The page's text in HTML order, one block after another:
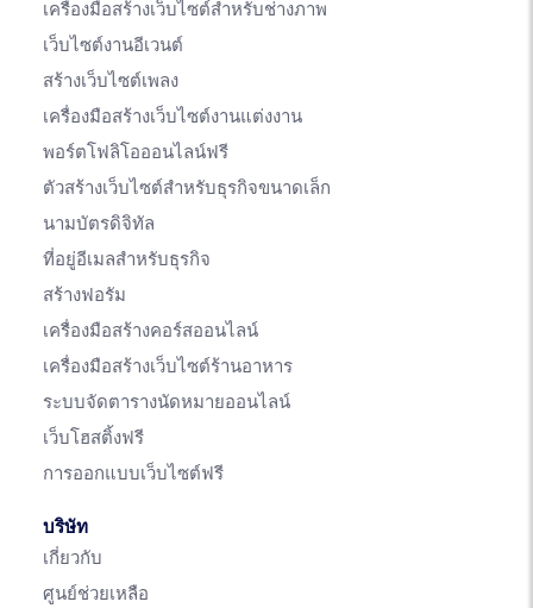
เครื่องมือสร้างเว็บไซต์สำหรับช่างภาพ
เว็บไซต์งานอีเวนต์
สร้างเว็บไซต์เพลง
เครื่องมือสร้างเว็บไซต์งานแต่งงาน
พอร์ตโฟลิโอออนไลน์ฟรี
ตัวสร้างเว็บไซต์สำหรับธุรกิจขนาดเล็ก
นามบัตรดิจิทัล
ที่อยู่อีเมลสำหรับธุรกิจ
สร้างฟอรัม
เครื่องมือสร้างคอร์สออนไลน์
เครื่องมือสร้างเว็บไซต์ร้านอาหาร
ระบบจัดตารางนัดหมายออนไลน์
เว็บโฮสติ้งฟรี
การออกแบบเว็บไซต์ฟรี
บริษัท
เกี่ยวกับ
ศูนย์ช่วยเหลือ